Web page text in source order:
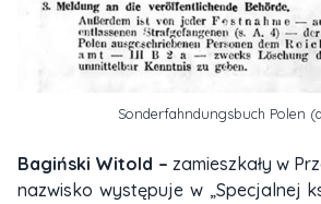
Sonderfahndungsbuch Polen
Bagiński Witold – zamieszkały w
nazwisko występuje w „Specjalnej